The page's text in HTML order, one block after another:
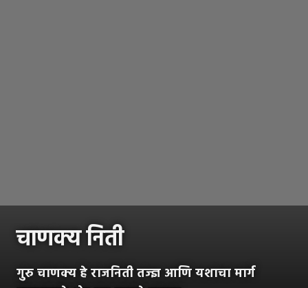
चाणक्य निती
गुरु चाणक्य हे राजनिती तज्ज्ञ आणि यशाचा मार्ग